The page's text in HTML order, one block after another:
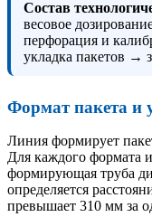
Состав
весовое
перфорация и
укладка пакетов →
Формат пакета и
Линия формирует
Для каждого формата
формирующая труба
определяется
превышает 310 мм за